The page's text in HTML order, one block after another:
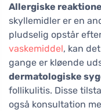
Allergiske
skyllemidler er en
pludselig opstår
vaskemiddel, kan
gange er kløende
dermatologiske
follikulitis. Disse
også konsultation